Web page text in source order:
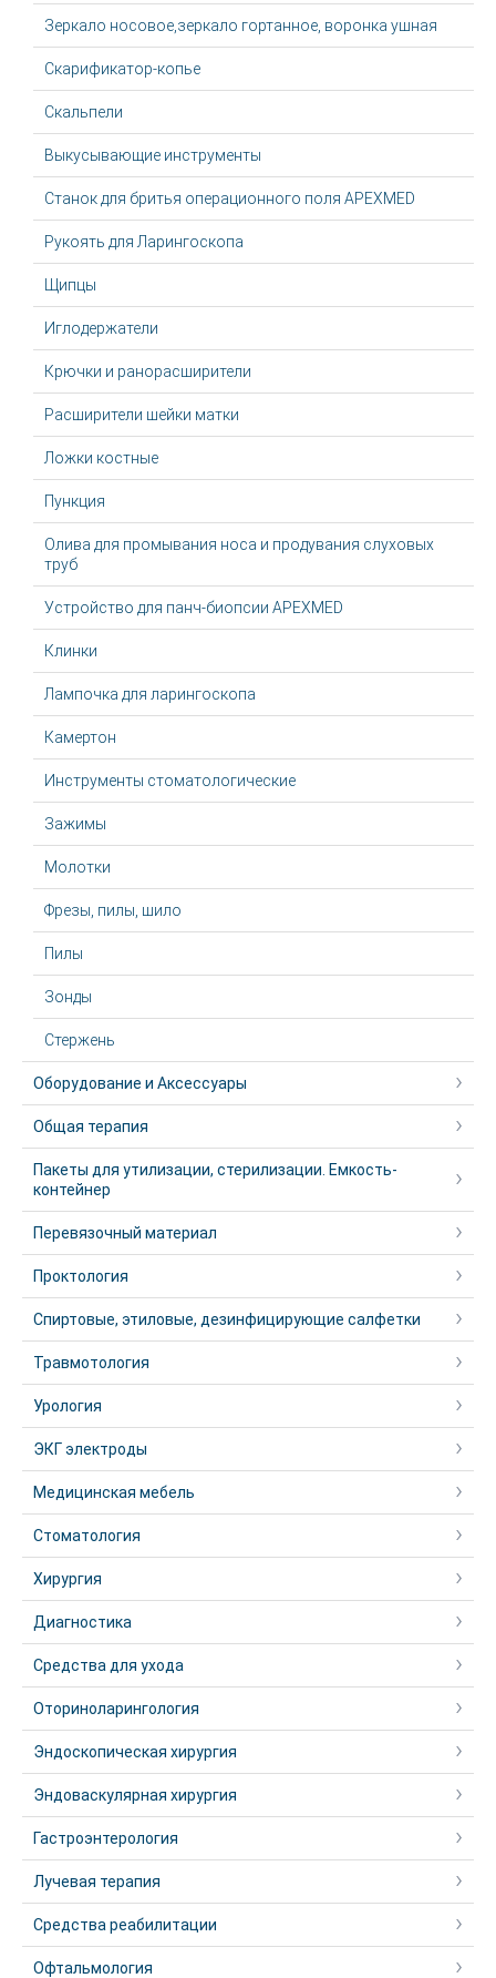
Зеркало носовое,зеркало гортанное, воронка ушная
Скарификатор-копье
Скальпели
Выкусывающие инструменты
Станок для бритья операционного поля APEXMED
Рукоять для Ларингоскопа
Щипцы
Иглодержатели
Крючки и ранорасширители
Расширители шейки матки
Ложки костные
Пункция
Олива для промывания носа и продувания слуховых
труб
Устройство для панч-биопсии APEXMED
Клинки
Лампочка для ларингоскопа
Камертон
Инструменты стоматологические
Зажимы
Молотки
Фрезы, пилы, шило
Пилы
Зонды
Стержень
Оборудование и Аксессуары
Общая терапия
Пакеты для утилизации, стерилизации. Емкость-
контейнер
Перевязочный материал
Проктология
Спиртовые, этиловые, дезинфицирующие салфетки
Травмотология
Урология
ЭКГ электроды
Медицинская мебель
Стоматология
Хирургия
Диагностика
Средства для ухода
Оториноларингология
Эндоскопическая хирургия
Эндоваскулярная хирургия
Гастроэнтерология
Лучевая терапия
Средства реабилитации
Офтальмология